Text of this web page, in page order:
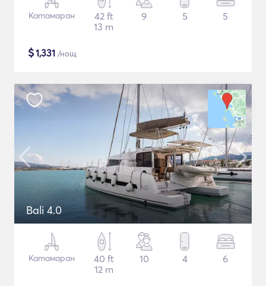
Катамаран
42 ft
13 m
9 5 5
$1,331 /нощ
Bali 4.0
Катамаран
40 ft
12 m
10 4 6